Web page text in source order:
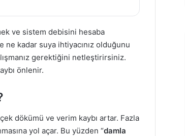
ve sistem debisini hesaba
ne kadar suya ihtiyacınız olduğunu
gerektiğini netleştirirsiniz.
önlenir.
dökümü ve verim kaybı artar. Fazla
yol açar. Bu yüzden “damla